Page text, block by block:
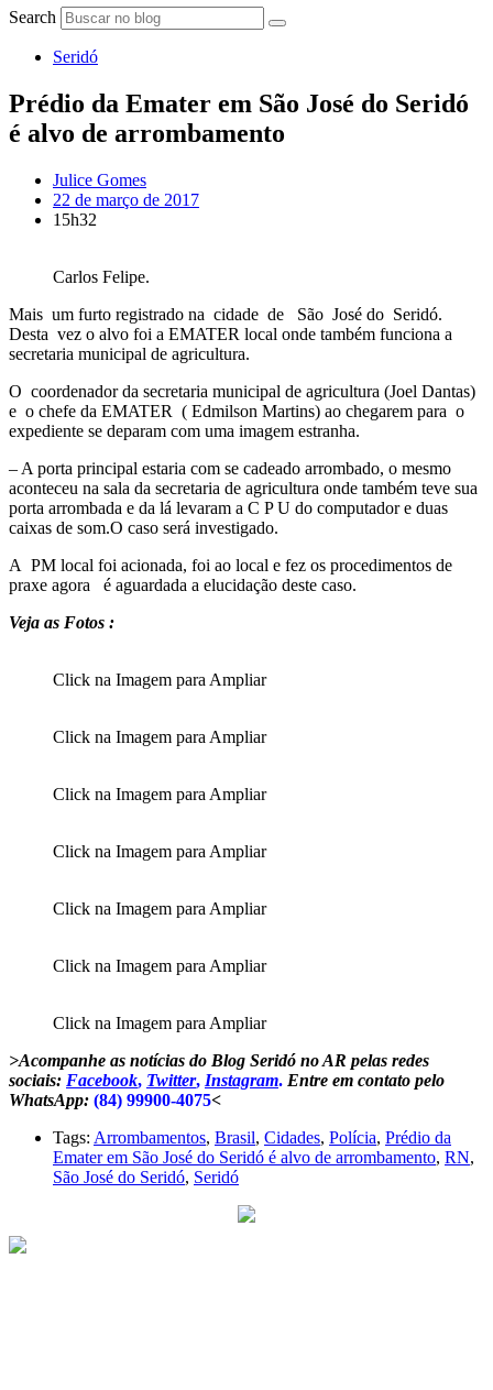
Search
Seridó
Prédio da Emater em São José do Seridó
é alvo de arrombamento
Julice Gomes
22 de março de 2017
15h32
Carlos Felipe.
Mais um furto registrado na cidade de São José do Seridó.
Desta vez o alvo foi a EMATER local onde também funciona a
secretaria municipal de agricultura.
O coordenador da secretaria municipal de agricultura (Joel Dantas)
e o chefe da EMATER ( Edmilson Martins) ao chegarem para o
expediente se deparam com uma imagem estranha.
– A porta principal estaria com se cadeado arrombado, o mesmo
aconteceu na sala da secretaria de agricultura onde também teve sua
porta arrombada e da lá levaram a C P U do computador e duas
caixas de som.O caso será investigado.
A PM local foi acionada, foi ao local e fez os procedimentos de
praxe agora é aguardada a elucidação deste caso.
Veja as Fotos :
Click na Imagem para Ampliar
Click na Imagem para Ampliar
Click na Imagem para Ampliar
Click na Imagem para Ampliar
Click na Imagem para Ampliar
Click na Imagem para Ampliar
Click na Imagem para Ampliar
>Acompanhe as notícias do Blog Seridó no AR pelas redes
sociais: Facebook, Twitter, Instagram. Entre em contato pelo
WhatsApp: (84) 99900-4075<
Tags: Arrombamentos, Brasil, Cidades, Polícia, Prédio da
Emater em São José do Seridó é alvo de arrombamento, RN,
São José do Seridó, Seridó